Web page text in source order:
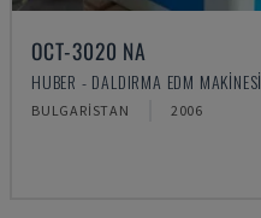
OCT-3020 NA
HUBER - DALDIRMA EDM MAKINESI
BULGARISTAN 2006